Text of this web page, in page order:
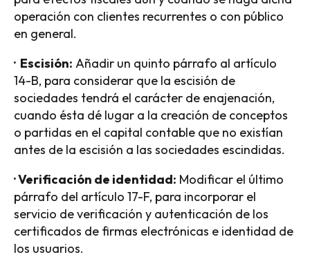
operación con clientes recurrentes o con público
en general.
· Escisión: Añadir un quinto párrafo al artículo
14-B, para considerar que la escisión de
sociedades tendrá el carácter de enajenación,
cuando ésta dé lugar a la creación de conceptos
o partidas en el capital contable que no existían
antes de la escisión a las sociedades escindidas.
· Verificación de identidad: Modificar el último
párrafo del artículo 17-F, para incorporar el
servicio de verificación y autenticación de los
certificados de firmas electrónicas e identidad de
los usuarios.